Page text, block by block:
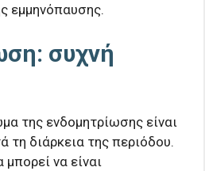
εμμηνόπαυσης.
συχνή
της ενδομητρίωσης είναι
τη διάρκεια της περιόδου.
να είναι